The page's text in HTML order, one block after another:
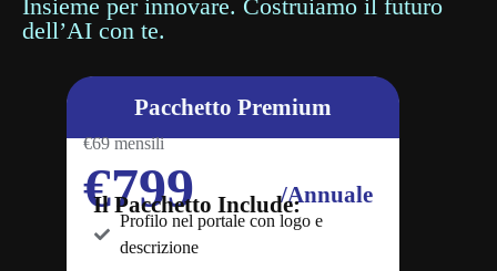
Insieme per innovare. Costruiamo il futuro
dell’AI con te.
Pacchetto Premium
€69 mensili
€799 /Annuale
Il Pacchetto Include:
Profilo nel portale con logo e
descrizione